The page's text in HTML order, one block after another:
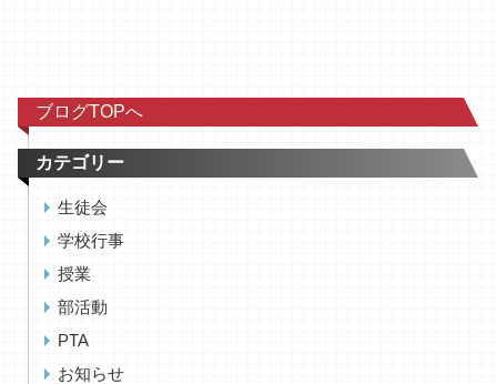
ブログTOPへ
カテゴリー
生徒会
学校行事
授業
部活動
PTA
お知らせ